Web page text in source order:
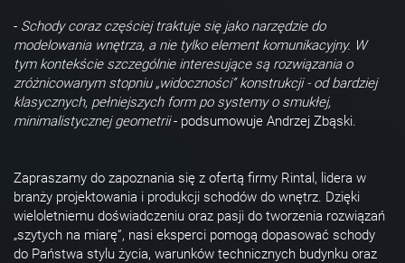
- Schody coraz częściej traktuje się jako narzędzie do
modelowania wnętrza, a nie tylko element komunikacyjny. W
tym kontekście szczególnie interesujące są rozwiązania o
zróżnicowanym stopniu „widoczności” konstrukcji - od bardziej
klasycznych, pełniejszych form po systemy o smukłej,
minimalistycznej geometrii- podsumowuje Andrzej Zbąski.
Zapraszamy do zapoznania się z ofertą firmy Rintal, lidera w
branży projektowania i produkcji schodów do wnętrz. Dzięki
wieloletniemu doświadczeniu oraz pasji do tworzenia rozwiązań
„szytych na miarę”, nasi eksperci pomogą dopasować schody
do Państwa stylu życia, warunków technicznych budynku oraz